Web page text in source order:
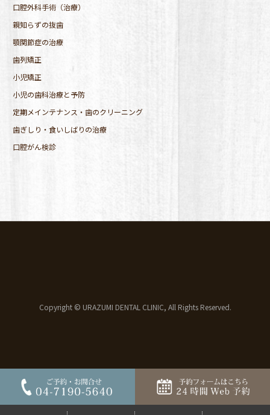
口腔外科手術（治療）
親知らずの抜歯
顎関節症の治療
歯列矯正
小児矯正
小児の歯科治療と予防
定期メインテナンス・歯のクリーニング
歯ぎしり・食いしばりの治療
口腔がん検診
Copyright © URAZUMI DENTAL CLINIC, All Rights Reserved.